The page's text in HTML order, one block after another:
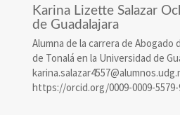
Karina Lizette Salazar
de Guadalajara
Alumna de la carrera de
de Tonalá en la Universidad de
https://orcid.org/0009-0009-5579-